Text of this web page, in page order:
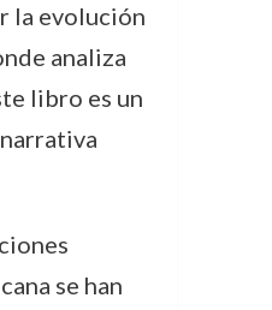
la evolución
analiza
libro es un
se han